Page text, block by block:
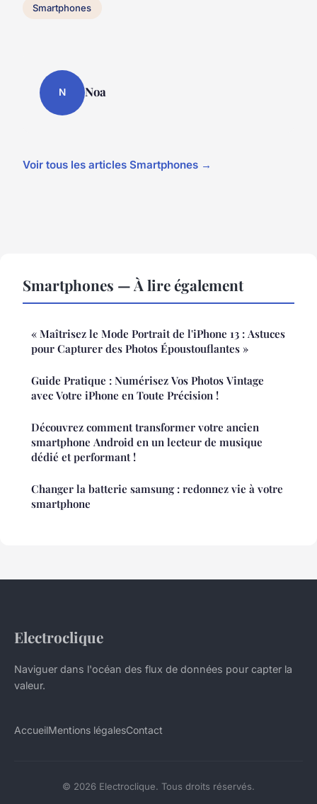
Smartphones
N Noa
Voir tous les articles Smartphones →
Smartphones — À lire également
« Maîtrisez le Mode Portrait de l'iPhone 13 : Astuces
pour Capturer des Photos Époustouflantes »
Guide Pratique : Numérisez Vos Photos Vintage
avec Votre iPhone en Toute Précision !
Découvrez comment transformer votre ancien
smartphone Android en un lecteur de musique
dédié et performant !
Changer la batterie samsung : redonnez vie à votre
smartphone
Electroclique
Naviguer dans l'océan des flux de données pour capter la
valeur.
AccueilMentions légalesContact
© 2026 Electroclique. Tous droits réservés.